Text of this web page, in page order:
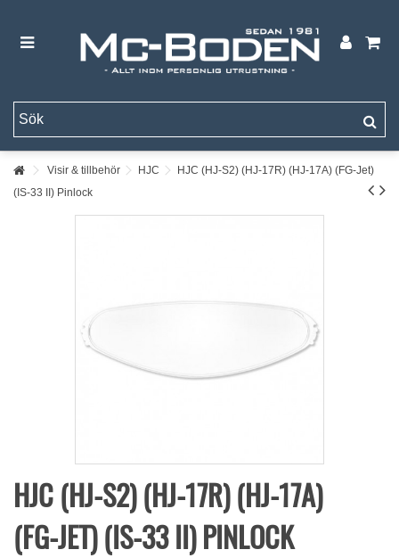
Visir & tillbehör HJC
HJC (HJ-S2) (HJ-17R) (HJ-17A) (FG-Jet)
(IS-33 II) Pinlock
HJC (HJ-S2) (HJ-17R) (HJ-17A)
(FG-JET) (IS-33 II) PINLOCK